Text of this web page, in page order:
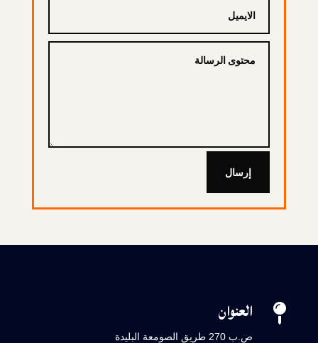
إرسال
 العنوان
ص.ب 270 طريق الصومعة البليدة